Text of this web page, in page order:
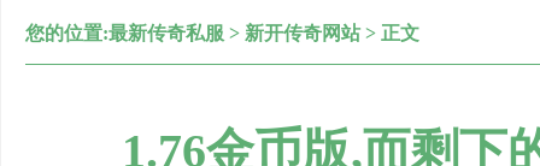
您的位置:最新传奇私服 > 新开传奇网站> 正文
1.76金币版,而剩下